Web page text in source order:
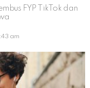
FYP TikTok dan
am